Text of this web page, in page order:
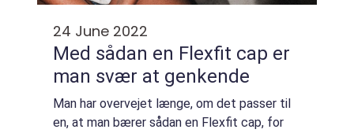
24 June 2022
Med sådan en Flexfit cap er
man svær at genkende
Man har overvejet længe, om det passer til
en, at man bærer sådan en Flexfit cap, for